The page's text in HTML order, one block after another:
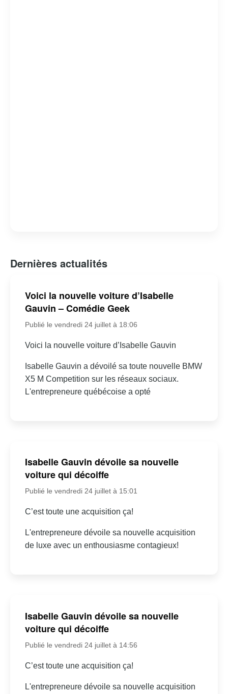
Dernières actualités
Voici la nouvelle voiture d’Isabelle
Gauvin – Comédie Geek
Publié le vendredi 24 juillet à 18:06
Voici la nouvelle voiture d’Isabelle Gauvin
Isabelle Gauvin a dévoilé sa toute nouvelle BMW
X5 M Competition sur les réseaux sociaux.
L'entrepreneure québécoise a opté
Isabelle Gauvin dévoile sa nouvelle
voiture qui décoiffe
Publié le vendredi 24 juillet à 15:01
C’est toute une acquisition ça!
L'entrepreneure dévoile sa nouvelle acquisition
de luxe avec un enthousiasme contagieux!
Isabelle Gauvin dévoile sa nouvelle
voiture qui décoiffe
Publié le vendredi 24 juillet à 14:56
C’est toute une acquisition ça!
L'entrepreneure dévoile sa nouvelle acquisition